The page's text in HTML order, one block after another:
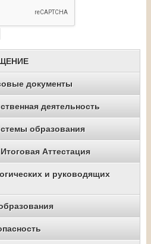
документы
деятельность
образования
Аттестация
и руководящих